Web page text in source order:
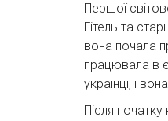
Першої
Гітель та
вона почала
працювала в
українці, і
Після